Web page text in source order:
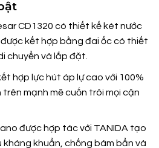
CD1320 có thiết kế két nước
kết hợp bằng đai ốc có thiết
chuyển và lắp đặt.
hợp lực hút áp lự cao với 100%
trên mạnh mẽ cuốn trôi mọi cặn
được hợp tác với TANIDA tạo
kháng khuẩn, chống bám bẩn và